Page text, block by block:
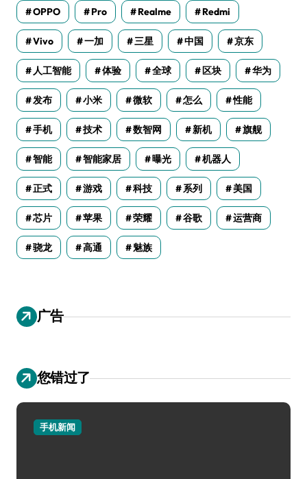
OPPO Pro Realme Redmi
Vivo 一加 三星 中国 京东
人工智能 体验 全球 区块 华为
发布 小米 微软 怎么 性能
手机 技术 数智网 新机 旗舰
智能 智能家居 曝光 机器人
正式 游戏 科技 系列 美国
芯片 苹果 荣耀 谷歌 运营商
骁龙 高通 魅族
广告
您错过了
手机新闻